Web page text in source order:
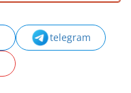
telegram